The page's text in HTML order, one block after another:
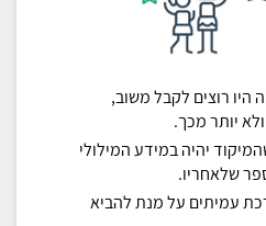
רוצים לקבל משוב,
יותר מכך.
יהיה במידע המילולי
שלאחריו.
עמיתים על מנת להביא